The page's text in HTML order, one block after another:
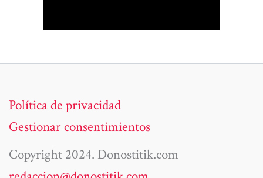
Política de privacidad
Gestionar consentimientos
Copyright 2024. Donostitik.com